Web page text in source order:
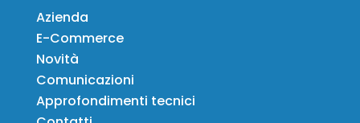
Azienda
E-Commerce
Novità
Comunicazioni
Approfondimenti tecnici